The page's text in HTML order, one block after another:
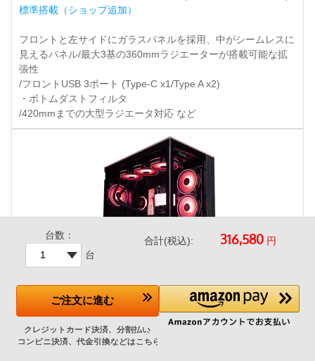
標準搭載（ショップ追加）
フロントと左サイドにガラスパネルを採用、中がシームレスに
見えるパネル/最大3基の360mmラジエーターが搭載可能な拡
張性
/フロントUSB 3ポート (Type-C x1/Type A x2)
・ボトムダストフィルタ
/420mmまでの大型ラジエータ対応 など
LianLi O11D EVO RGB Black 特別仕様
+43,500円
台数：
台
合計(税込): 円
ご注文に進む